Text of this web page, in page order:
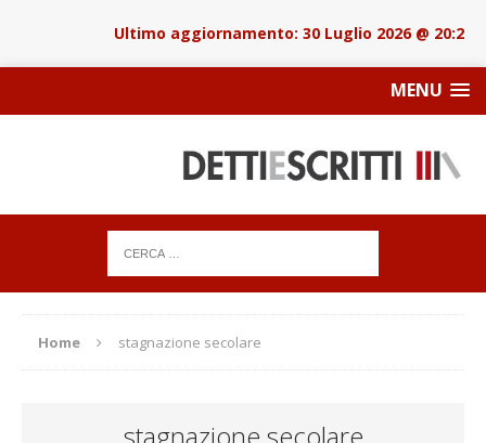
30 Luglio 2026 @ 20:22
MENU
Home stagnazione secolare